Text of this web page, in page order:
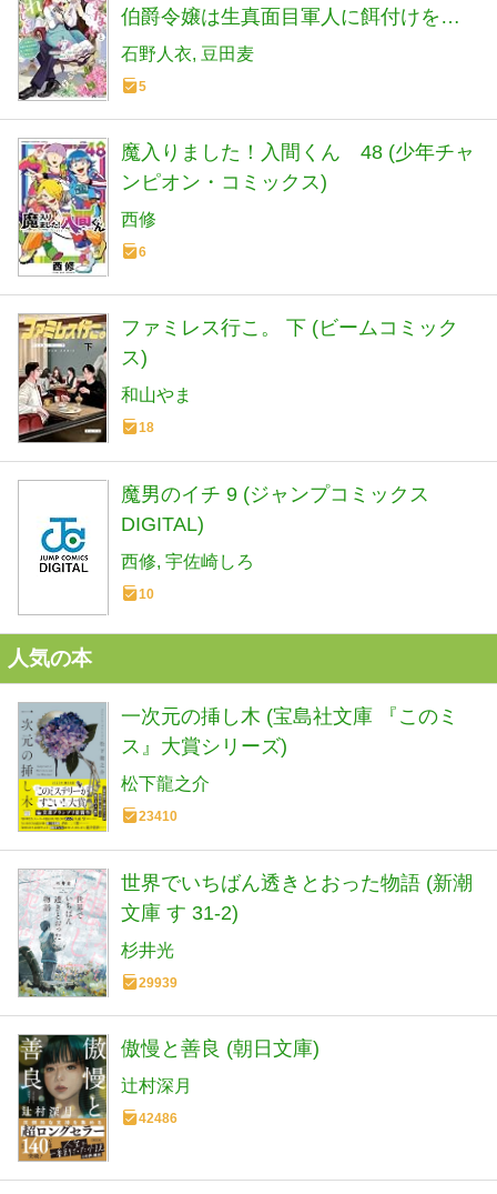
伯爵令嬢は生真面目軍人に餌付けをさ
れて幸せになる～（コミック） ： 7 (モ
ンスターコミックスｆ)
石野人衣 豆田麦
5
魔入りました！入間くん 48 (少年チャ
ンピオン・コミックス)
西修
6
ファミレス行こ。 下 (ビームコミック
ス)
和山やま
18
魔男のイチ 9 (ジャンプコミックス
DIGITAL)
西修 宇佐崎しろ
10
人気の本
一次元の挿し木 (宝島社文庫 『このミ
ス』大賞シリーズ)
松下龍之介
23410
世界でいちばん透きとおった物語 (新潮
文庫 す 31-2)
杉井光
29939
傲慢と善良 (朝日文庫)
辻村深月
42486